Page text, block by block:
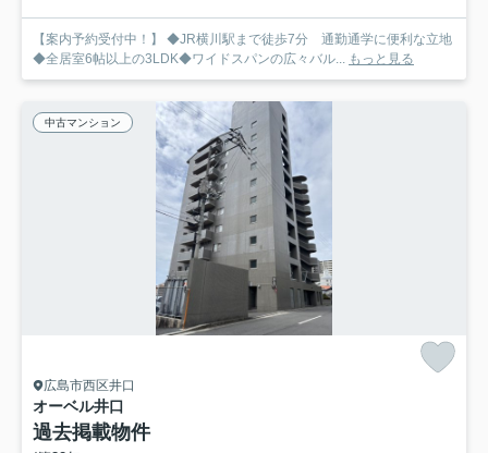
【案内予約受付中！】 ◆JR横川駅まで徒歩7分 通勤通学に便利な立地
◆全居室6帖以上の3LDK◆ワイドスパンの広々バル... もっと見る
中古マンション
広島市西区井口
オーベル井口
過去掲載物件